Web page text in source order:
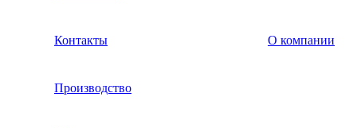
Контакты О компании
Производство